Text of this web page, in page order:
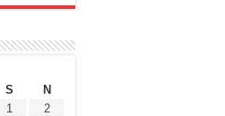
S
N
1
2